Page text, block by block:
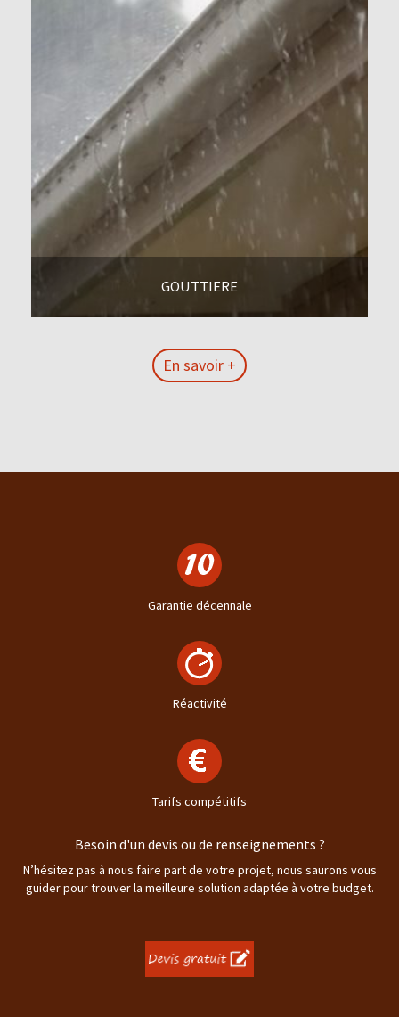
GOUTTIERE
En savoir +
Garantie décennale
Réactivité
Tarifs compétitifs
Besoin d'un devis ou de renseignements ?
N’hésitez pas à nous faire part de votre projet, nous saurons vous
guider pour trouver la meilleure solution adaptée à votre budget.